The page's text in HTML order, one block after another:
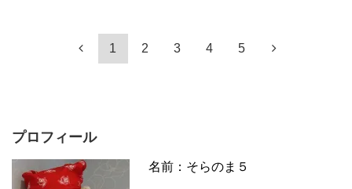
1 2 3 4 5
プロフィール
名前：そらのま５